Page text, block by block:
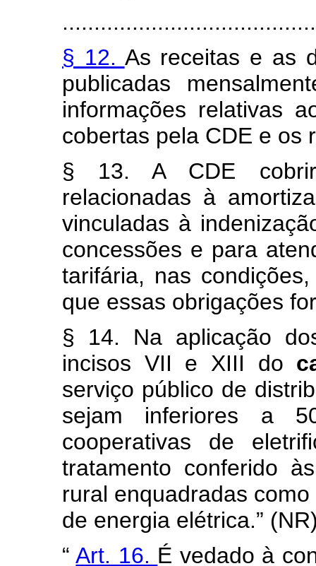
§ 12. As receitas e as
publicadas
informações relativas
cobertas pela CDE e os
§ 13. A CDE
relacionadas à
vinculadas à
concessões e para
tarifária, nas
que essas obrigações
§ 14. Na aplicação
incisos VII e XIII do
serviço público de
sejam inferiores a
cooperativas de
tratamento conferido
rural enquadradas
de energia elétrica.”
“Art. 16. É vedado à